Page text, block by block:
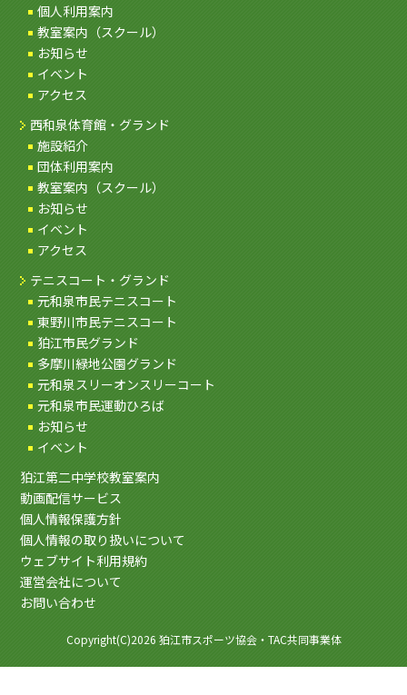
個人利用案内
教室案内（スクール）
お知らせ
イベント
アクセス
西和泉体育館・グランド
施設紹介
団体利用案内
教室案内（スクール）
お知らせ
イベント
アクセス
テニスコート・グランド
元和泉市民テニスコート
東野川市民テニスコート
狛江市民グランド
多摩川緑地公園グランド
元和泉スリーオンスリーコート
元和泉市民運動ひろば
お知らせ
イベント
狛江第二中学校教室案内
動画配信サービス
個人情報保護方針
個人情報の取り扱いについて
ウェブサイト利用規約
運営会社について
お問い合わせ
Copyright(C)2026 狛江市スポーツ協会・TAC共同事業体